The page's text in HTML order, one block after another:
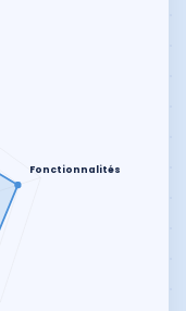
Fonctionnalités